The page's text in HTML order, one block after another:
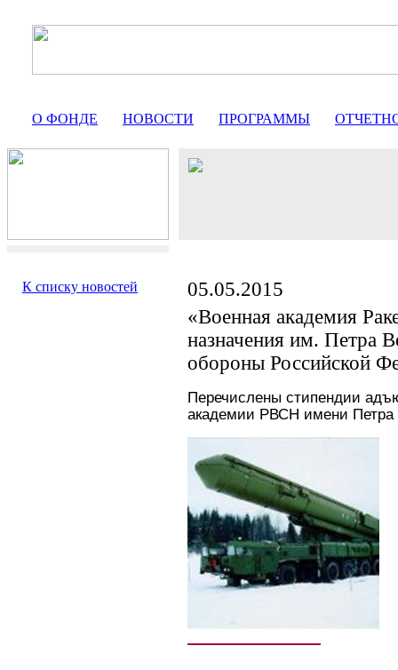
О ФОНДЕ НОВОСТИ ПРОГРАММЫ
К списку новостей
05.05.2015
«Военная академия
назначения им. Петра
обороны Российской
Перечислены стипендии
академии РВСН имени Петра